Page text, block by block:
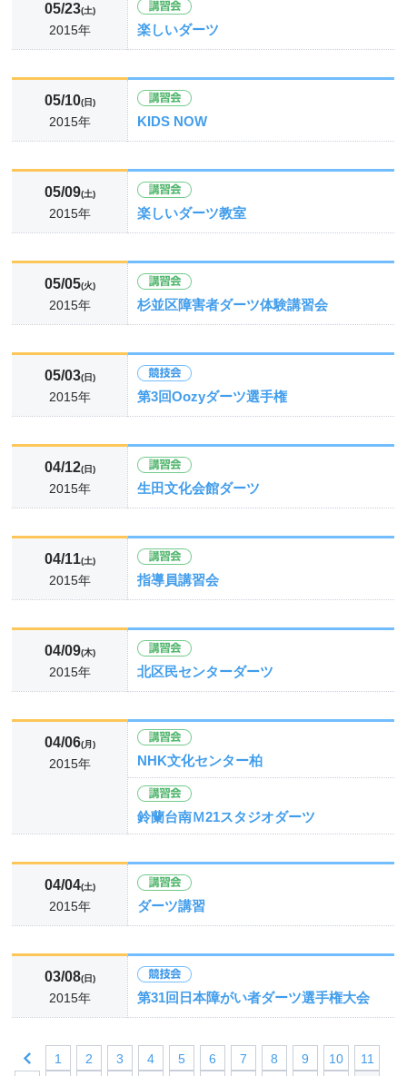
05/23(土)
2015年 楽しいダーツ
05/10(日)
2015年 KIDS NOW
05/09(土)
2015年 楽しいダーツ教室
05/05(火)
2015年 杉並区障害者ダーツ体験講習会
05/03(日)
2015年 第3回Oozyダーツ選手権
04/12(日)
2015年 生田文化会館ダーツ
04/11(土)
2015年 指導員講習会
04/09(木)
2015年 北区民センターダーツ
04/06(月)
2015年 NHK文化センター柏
鈴蘭台南Ｍ21スタジオダーツ
04/04(土)
2015年 ダーツ講習
03/08(日)
2015年 第31回日本障がい者ダーツ選手権大会
1 2 3 4 5 6 7 8 9 10
11